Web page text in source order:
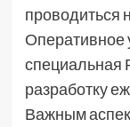
проводиться
Оперативное
специальная
разработку
Важным